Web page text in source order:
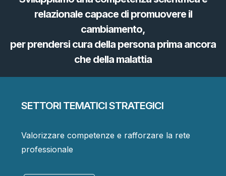
relazionale capace di promuovere il
cambiamento,
per prendersi cura della persona prima ancora
che della malattia
SETTORI TEMATICI STRATEGICI
Valorizzare competenze e rafforzare la rete
professionale